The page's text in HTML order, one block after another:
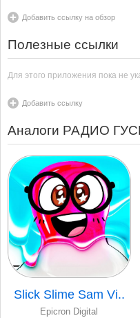
Добавить ссылку на обзор
Полезные ссылки
Для этого приложения пока не
Добавить ссылку
Аналоги РАДИО
Slick Slime Sam Vi..
Epicron Digital